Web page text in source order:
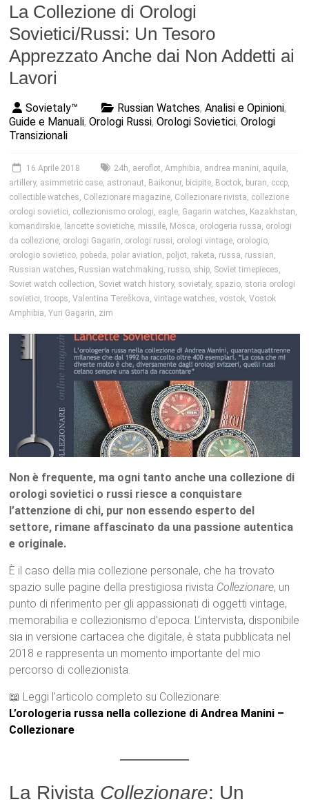
La Collezione di Orologi
Sovietici/Russi: Un Tesoro
Apprezzato Anche dai Non Addetti ai
Lavori
Sovietaly™ Russian Watches,Analisi e Opinioni,
Guide e Manuali,Orologi Russi,Orologi Sovietici,Orologi
Transizionali
16 Aprile 2018 24h, aeroflot,Amphibia, andrea manini, aquila,
artillery, asimmetric case, astronaut, Baikonur, bicipite, Boctok, buran, cccp,
collectible watches, Collezionare magazine, Collezionare rivista, collezione
orologi sovietici, collezionismo orologi, eagle, Gagarin watches, Kazakhstan,
komandirskie, lancette sovietiche, missile, Mosca, orologeria russa, orologi
da collezione, orologi Gagarin, orologi russi, orologi vintage, orologio,
orologio sovietico, pobeda, polar aviation, poljot, raketa, russa, russian,
Russian watches, Russian watchmaking, russo, ship, Soviet timepieces,
Soviet watch collection, Soviet watch history, sovietaly, spazio, storia orologi
sovietici,troops,Valentina Tereškova,vintage watches,vostok,Vostok
Amphibia,Yuri Gagarin, zim
Non è frequente, ma ogni tanto anche una collezione di
orologi sovietici o russi riesce a conquistare
l’attenzione di chi, pur non essendo esperto del
settore, rimane affascinato da una passione autentica
e originale.
È il caso della mia collezione personale, che ha trovato
spazio sulle pagine della prestigiosa rivista Collezionare, un
punto di riferimento per gli appassionati di oggetti vintage,
memorabilia e collezionismo d’epoca. L’intervista, disponibile
sia in versione cartacea che digitale, è stata pubblicata nel
2018 e rappresenta un momento importante del mio
percorso di collezionista.
📖 Leggi l’articolo completo su Collezionare:
L’orologeria russa nella collezione di Andrea Manini –
Collezionare
La Rivista Collezionare: Un